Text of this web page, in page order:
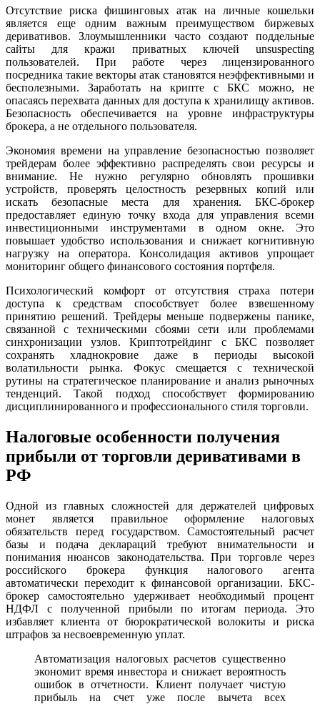
Отсутствие риска фишинговых атак на личные кошельки
является еще одним важным преимуществом биржевых
деривативов. Злоумышленники часто создают поддельные
сайты для кражи приватных ключей unsuspecting
пользователей. При работе через лицензированного
посредника такие векторы атак становятся неэффективными и
бесполезными. Заработать на крипте с БКС можно, не
опасаясь перехвата данных для доступа к хранилищу активов.
Безопасность обеспечивается на уровне инфраструктуры
брокера, а не отдельного пользователя.
Экономия времени на управление безопасностью позволяет
трейдерам более эффективно распределять свои ресурсы и
внимание. Не нужно регулярно обновлять прошивки
устройств, проверять целостность резервных копий или
искать безопасные места для хранения. БКС-брокер
предоставляет единую точку входа для управления всеми
инвестиционными инструментами в одном окне. Это
повышает удобство использования и снижает когнитивную
нагрузку на оператора. Консолидация активов упрощает
мониторинг общего финансового состояния портфеля.
Психологический комфорт от отсутствия страха потери
доступа к средствам способствует более взвешенному
принятию решений. Трейдеры меньше подвержены панике,
связанной с техническими сбоями сети или проблемами
синхронизации узлов. Криптотрейдинг с БКС позволяет
сохранять хладнокровие даже в периоды высокой
волатильности рынка. Фокус смещается с технической
рутины на стратегическое планирование и анализ рыночных
тенденций. Такой подход способствует формированию
дисциплинированного и профессионального стиля торговли.
Налоговые особенности получения
прибыли от торговли деривативами в
РФ
Одной из главных сложностей для держателей цифровых
монет является правильное оформление налоговых
обязательств перед государством. Самостоятельный расчет
базы и подача деклараций требуют внимательности и
понимания нюансов законодательства. При торговле через
российского брокера функция налогового агента
автоматически переходит к финансовой организации. БКС-
брокер самостоятельно удерживает необходимый процент
НДФЛ с полученной прибыли по итогам периода. Это
избавляет клиента от бюрократической волокиты и риска
штрафов за несвоевременную уплат.
Автоматизация налоговых расчетов существенно
экономит время инвестора и снижает вероятность
ошибок в отчетности. Клиент получает чистую
прибыль на счет уже после вычета всех